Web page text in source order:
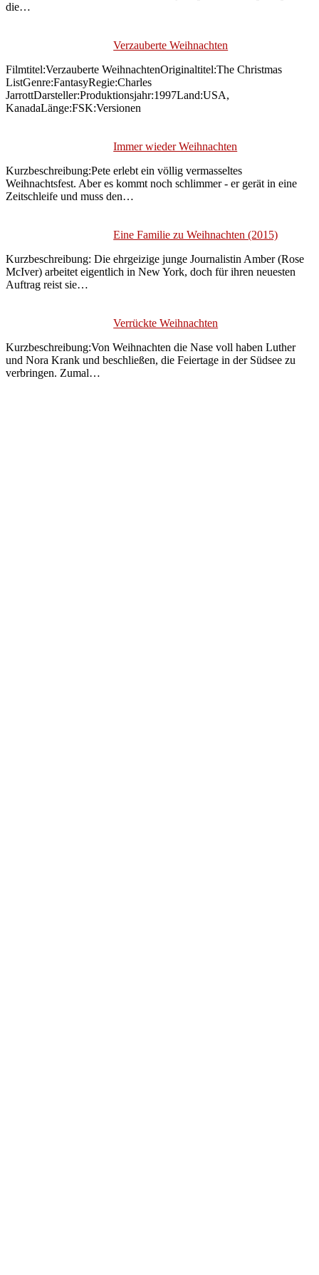
die…
Verzauberte Weihnachten
Filmtitel:Verzauberte WeihnachtenOriginaltitel:The Christmas
ListGenre:FantasyRegie:Charles
JarrottDarsteller:Produktionsjahr:1997Land:USA,
KanadaLänge:FSK:Versionen
Immer wieder Weihnachten
Kurzbeschreibung:Pete erlebt ein völlig vermasseltes
Weihnachtsfest. Aber es kommt noch schlimmer - er gerät in eine
Zeitschleife und muss den…
Eine Familie zu Weihnachten (2015)
Kurzbeschreibung: Die ehrgeizige junge Journalistin Amber (Rose
McIver) arbeitet eigentlich in New York, doch für ihren neuesten
Auftrag reist sie…
Verrückte Weihnachten
Kurzbeschreibung:Von Weihnachten die Nase voll haben Luther
und Nora Krank und beschließen, die Feiertage in der Südsee zu
verbringen. Zumal…